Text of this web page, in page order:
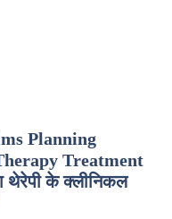
Planning
Treatment
थेरेपी के क्लीनिकल